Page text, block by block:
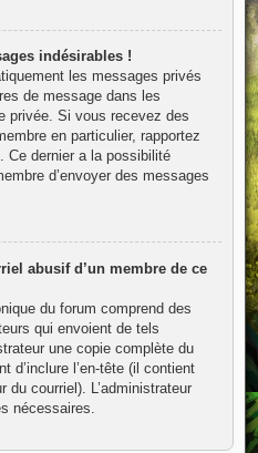
indésirables !
les messages privés
de message dans les
privée. Si vous recevez des
en particulier, rapportez
Ce dernier a la possibilité
d’envoyer des messages
abusif d’un membre de ce
du forum comprend des
qui envoient de tels
une copie complète du
d’inclure l’en-tête (il contient
du courriel). L’administrateur
nécessaires.